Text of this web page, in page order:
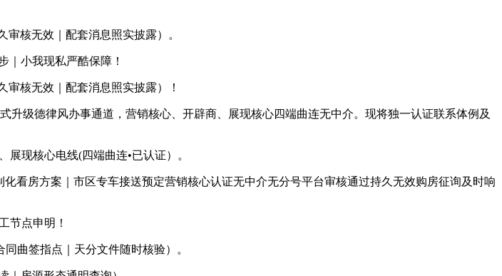
核无效｜配套消息照实披露）。
小我现私严酷保障！
核无效｜配套消息照实披露）！
级德律风办事通道，营销核心、开辟商、展现核心四端曲连无中介。现将独一认证联系体例及
现核心电线(四端曲连•已认证）。
房方案｜市区专车接送预定营销核心认证无中介无分号平台审核通过持久无效购房征询及时响
节点申明！
曲签指点｜天分文件随时核验）。